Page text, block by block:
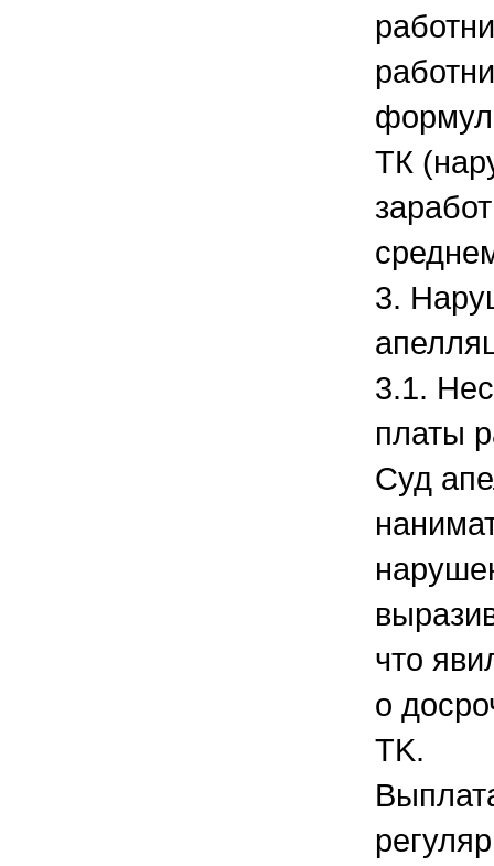
ТК
3.
3.1.
платы
Суд
что
о
TK.